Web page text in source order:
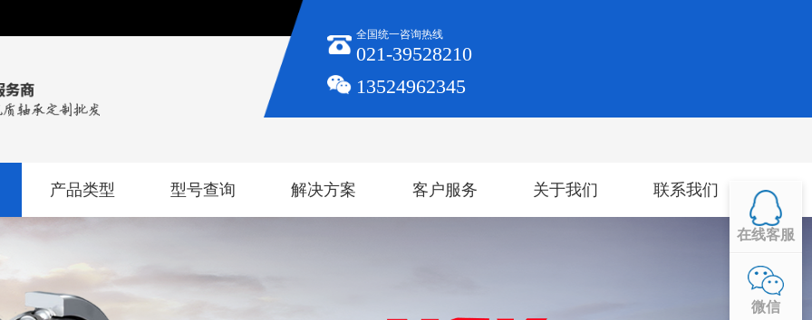
全国统一咨询热线
021-39528210
13524962345
产品类型 型号查询 解决方案 客户服务 关于我们 联系我们
在线客服
微信